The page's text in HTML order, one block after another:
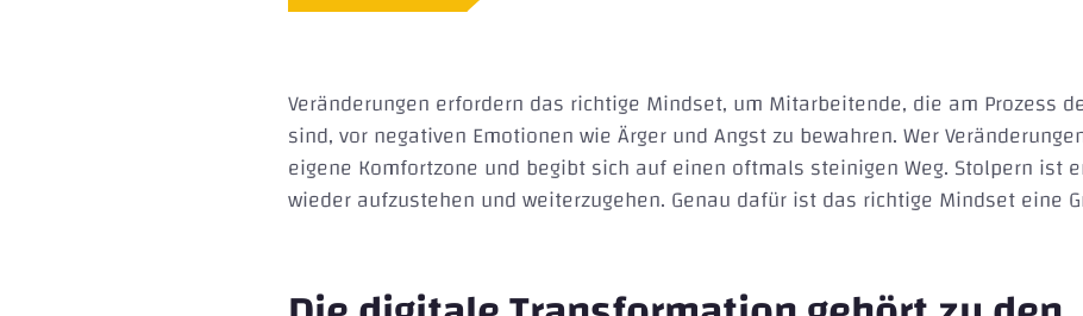
Veränderungen erfordern das richtige Mindset, um Mitarbeitende, die am Prozess
sind, vor negativen Emotionen wie Ärger und Angst zu bewahren. Wer
eigene Komfortzone und begibt sich auf einen oftmals steinigen Weg. Stolpern ist
wieder aufzustehen und weiterzugehen. Genau dafür ist das richtige Mindset eine